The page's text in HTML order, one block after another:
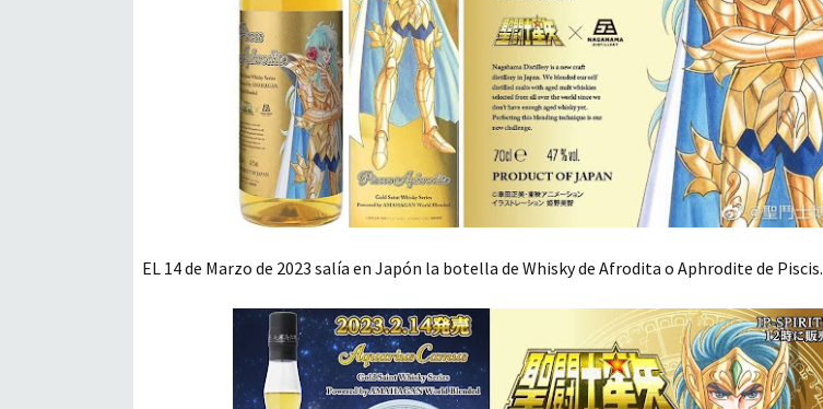
EL 14 de Marzo de 2023 salía en Japón la botella de Whisky de Afrodita o Aphrodite de Piscis.